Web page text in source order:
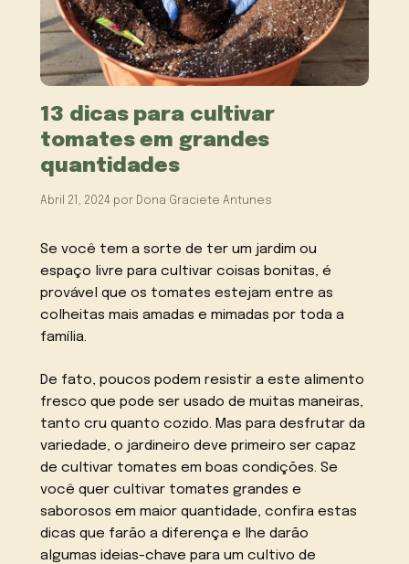
13 dicas para cultivar
tomates em grandes
quantidades
Abril 21, 2024 por Dona Graciete Antunes
Se você tem a sorte de ter um jardim ou
espaço livre para cultivar coisas bonitas, é
provável que os tomates estejam entre as
colheitas mais amadas e mimadas por toda a
família.
De fato, poucos podem resistir a este alimento
fresco que pode ser usado de muitas maneiras,
tanto cru quanto cozido. Mas para desfrutar da
variedade, o jardineiro deve primeiro ser capaz
de cultivar tomates em boas condições. Se
você quer cultivar tomates grandes e
saborosos em maior quantidade, confira estas
dicas que farão a diferença e lhe darão
algumas ideias-chave para um cultivo de